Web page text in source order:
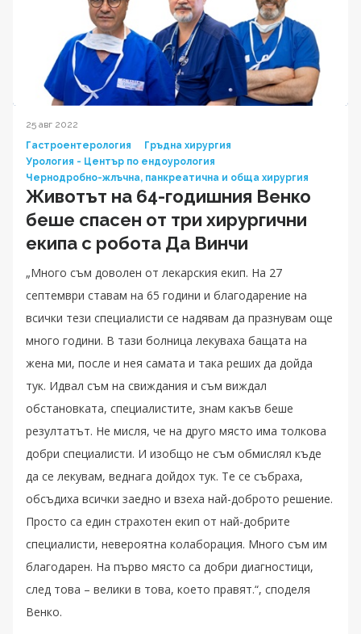
25 авг 2022
Гастроентерология
Гръдна хирургия
Урология - Център по ендоурология
Чернодробно-жлъчна, панкреатична и обща хирургия
Животът на 64-годишния Венко
беше спасен от три хирургични
екипа с робота Да Винчи
„Много съм доволен от лекарския екип. На 27
септември ставам на 65 години и благодарение на
всички тези специалисти се надявам да празнувам още
много години. В тази болница лекуваха бащата на
жена ми, после и нея самата и така реших да дойда
тук. Идвал съм на свиждания и съм виждал
обстановката, специалистите, знам какъв беше
резултатът. Не мисля, че на друго място има толкова
добри специалисти. И изобщо не съм обмислял къде
да се лекувам, веднага дойдох тук. Те се събраха,
обсъдиха всички заедно и взеха най-доброто решение.
Просто са един страхотен екип от най-добрите
специалисти, невероятна колаборация. Много съм им
благодарен. На първо място са добри диагностици,
след това – велики в това, което правят.“, споделя
Венко.